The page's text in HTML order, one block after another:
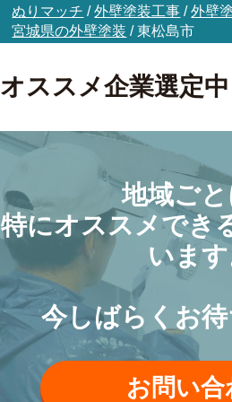
ぬりマッチ /外壁塗装工事 /外壁
宮城県の外壁塗装 /東松島市
オススメ企業選定中
地域ごと
特にオススメでき
いま
今しばらくお待
お問い合